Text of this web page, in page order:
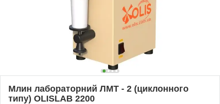
Млин лабораторний ЛМТ - 2 (циклонного
типу) OLISLAB 2200